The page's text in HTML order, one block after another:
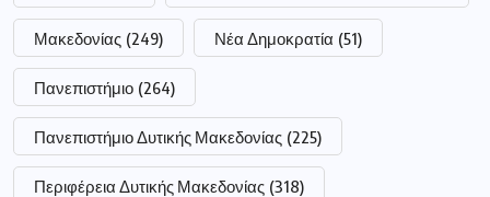
Μακεδονίας (249) Νέα Δημοκρατία (51)
Πανεπιστήμιο (264)
Πανεπιστήμιο Δυτικής Μακεδονίας (225)
Περιφέρεια Δυτικής Μακεδονίας (318)